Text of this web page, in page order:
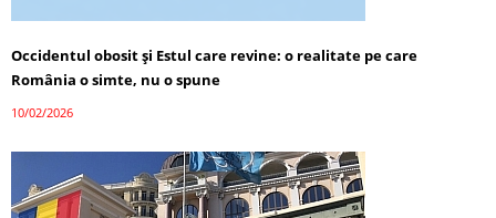
Occidentul obosit și Estul care revine: o realitate pe care
România o simte, nu o spune
10/02/2026